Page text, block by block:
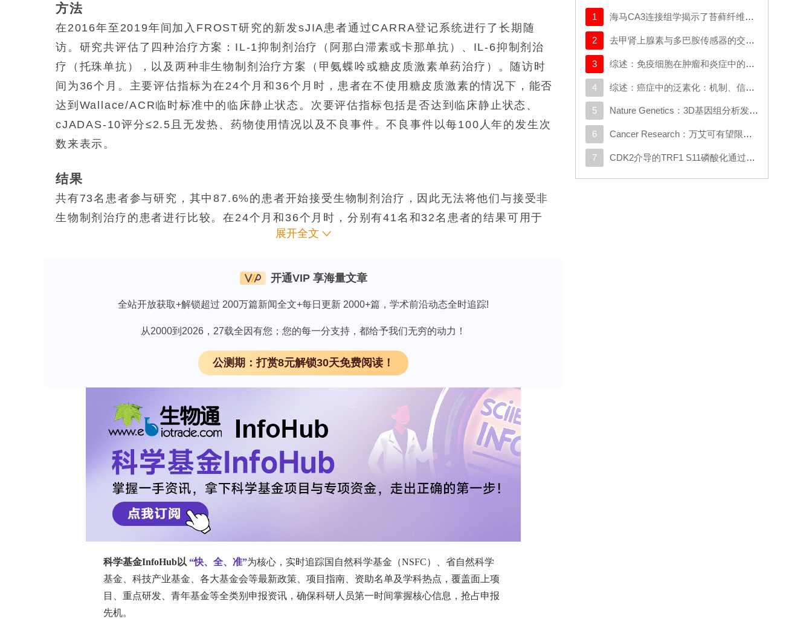
方法
在2016年至2019年间加入FROST研究的新发sJIA患者通过CARRA登记系统进行了长期随
访。研究共评估了四种治疗方案：IL-1抑制剂治疗（阿那白滞素或卡那单抗）、IL-6抑制剂治
疗（托珠单抗），以及两种非生物制剂治疗方案（甲氨蝶呤或糖皮质激素单药治疗）。随访时
间为36个月。主要评估指标为在24个月和36个月时，患者在不使用糖皮质激素的情况下，能否
达到Wallace/ACR临时标准中的临床静止状态。次要评估指标包括是否达到临床静止状态、
cJADAS-10评分≤2.5且无发热、药物使用情况以及不良事件。不良事件以每100人年的发生次
数来表示。
结果
共有73名患者参与研究，其中87.6%的患者开始接受生物制剂治疗，因此无法将他们与接受非
生物制剂治疗的患者进行比较。在24个月和36个月时，分别有41名和32名患者的结果可用于
主要评估指标的分析。24个月时有58.5%的患者在不使用糖皮质激素的情况下达到临床静止状
分≤2.5且无发热、不使用糖皮质激素的条件。24个月和36个月时，几乎所有患者都停用了糖皮
湿药物。在228.2人年的观察期内，严重不良事件的发生率为每100人年6.6例，其中最常见的
严重不良事件是巨噬细胞活化综合征。研究中未发现与sJIA相关的肺病病例。
尽管由于部分患者失访，研究结果存在一定局限性，但FROST研究中的患者在长期随访中表现
出更高的临床静止状态达标率，以及更高的糖皮质激素停药率。严重不良事件较为罕见，且大
多与疾病活动度有关。这些研究结果支持将早期生物制剂治疗作为sJIA有效且持久的一线治疗
临床试验编号
领取义翘神州CRO技术服务资料
展开全文
开通VIP 享海量文章
全站开放获取+解锁超过 200万篇新闻全文+每日更新 2000+篇，学术前沿动态全时追踪!
从2000到2026，27载全因有您；您的每一分支持，都给予我们无穷的动力！
公测期：打赏8元解锁30天免费阅读！
1 海马CA3连接组学揭示了苔藓纤维输入梯度及对锥体细胞的选择性前馈抑制
2 去甲肾上腺素与多巴胺传感器的交叉反应取决于局部神经支配密度
3 综述：免疫细胞在肿瘤和炎症中的迁移：分子机制与治疗靶点
4 综述：癌症中的泛素化：机制、信号网络及潜在的治疗机会
5 Nature Genetics：3D基因组分析发现与克罗恩病相关的新基因
6 Cancer Research：万艾可有望限制癌症转移
7 CDK2介导的TRF1 S11磷酸化通过重塑端粒染色质促进DNA损伤修复